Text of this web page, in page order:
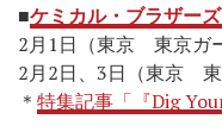
■ケミカル・ブラザー
2月1日（東京 東京ガ
2月2日、3日（東京 東
＊ 特集記事「『Dig